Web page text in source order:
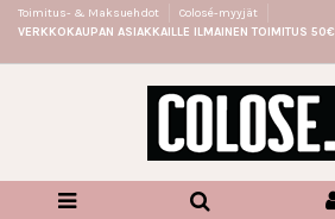
Toimitus- & Maksuehdot
Colosé-myyjät
VERKKOKAUPAN ASIAKKAILLE ILMAINEN TOIMITUS